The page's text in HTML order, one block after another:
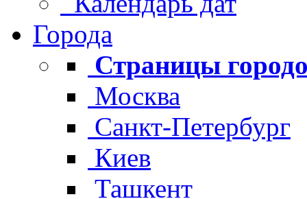
Города
Страницы
Москва
Санкт-Петербург
Киев
Ташкент